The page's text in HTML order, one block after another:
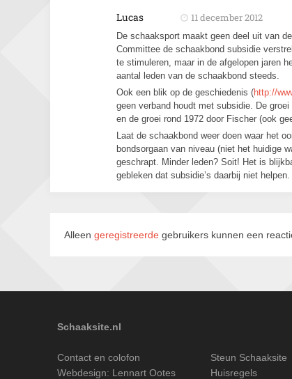
Lucas 11 december 2012
De schaaksport maakt geen deel uit van
Committee de schaakbond subsidie
te stimuleren, maar in de afgelopen jaren
aantal leden van de schaakbond steeds.
Ook een blik op de geschiedenis (http://
geen verband houdt met subsidie. De
en de groei rond 1972 door Fischer (ook
Laat de schaakbond weer doen waar het
bondsorgaan van niveau (niet het huidige
geschrapt. Minder leden? Soit! Het is
gebleken dat subsidie’s daarbij niet helpen.
Alleen geregistreerde gebruikers kunnen een
Schaaksite.nl
Contact en colofon
Webdesign: Lennart Ootes
Steun Schaaksite
Huisregels